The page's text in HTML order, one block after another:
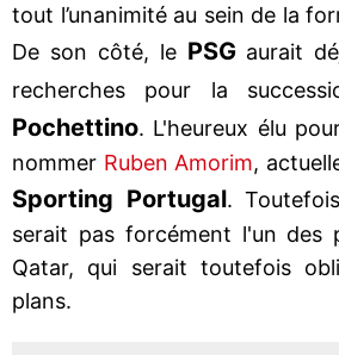
tout l’unanimité au sein de la
De son côté, lePSGaurait
recherches pour la
Pochettino. L'heureux élu
nommer Ruben Amorim,
Sporting Portugal.
serait pas forcément l'un des
Qatar, qui serait toutefois
plans.